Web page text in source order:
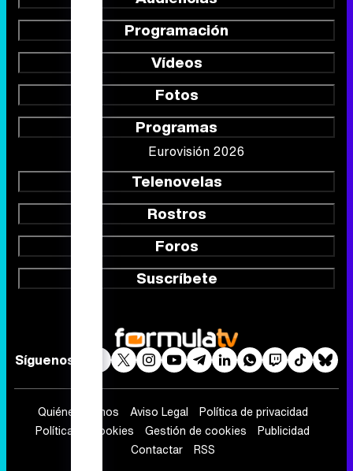
Programas
Eurovisión 2026
Telenovelas
Rostros
Foros
Suscríbete
Síguenos
Contactar
RSS
FormulaTV.com© 2004 - 2026